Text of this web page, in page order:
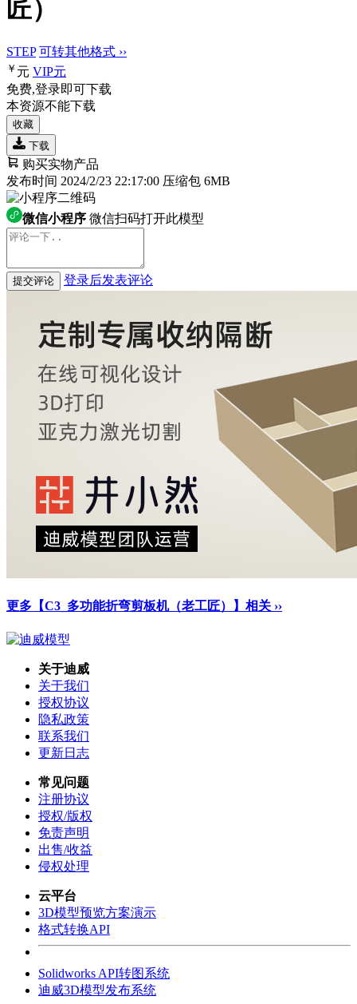
匠）
STEP 可转其他格式 ››
￥ 元 VIP元
免费,登录即可下载
本资源不能下载
收藏
下载
购买实物产品
发布时间 2024/2/23 22:17:00 压缩包 6MB
微信小程序 微信扫码打开此模型
提交评论 登录后发表评论
更多【C3_多功能折弯剪板机（老工匠）】相关 ››
关于迪威
关于我们
授权协议
隐私政策
联系我们
更新日志
常见问题
注册协议
授权/版权
免责声明
出售/收益
侵权处理
云平台
3D模型预览方案演示
格式转换API
Solidworks API转图系统
迪威3D模型发布系统